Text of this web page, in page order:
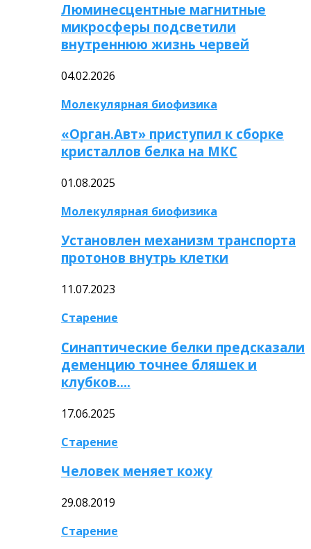
Люминесцентные магнитные
микросферы подсветили
внутреннюю жизнь червей
04.02.2026
Молекулярная биофизика
«Орган.Авт» приступил к сборке
кристаллов белка на МКС
01.08.2025
Молекулярная биофизика
Установлен механизм транспорта
протонов внутрь клетки
11.07.2023
Старение
Синаптические белки предсказали
деменцию точнее бляшек и
клубков….
17.06.2025
Старение
Человек меняет кожу
29.08.2019
Старение